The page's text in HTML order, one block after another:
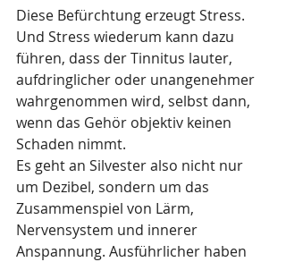
Diese Befürchtung erzeugt Stress.
Und Stress wiederum kann dazu
führen, dass der Tinnitus lauter,
aufdringlicher oder unangenehmer
wahrgenommen wird, selbst dann,
wenn das Gehör objektiv keinen
Schaden nimmt.
Es geht an Silvester also nicht nur
um Dezibel, sondern um das
Zusammenspiel von Lärm,
Nervensystem und innerer
Anspannung. Ausführlicher haben